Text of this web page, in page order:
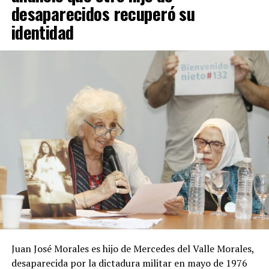
Evo Morales , ex presidente boliviano y uno de los
desaparecidos recuperó su
identidad
Juan José Morales es hijo de Mercedes del Valle Morales,
desaparecida por la dictadura militar en mayo de 1976